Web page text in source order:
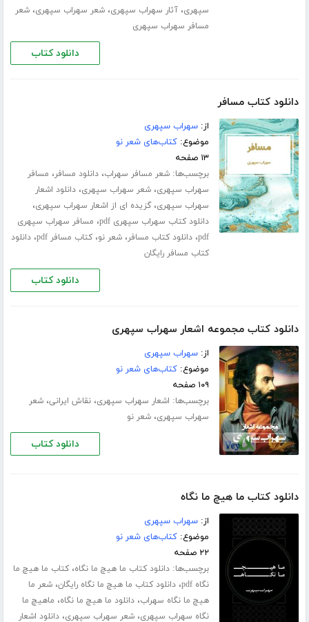
سپهری،آثار سهراب سپهری،شعر سهراب سپهری،شعر
مسافر سهراب سپهری
دانلود کتاب
دانلود کتاب مسافر
از:سهراب سپهری
موضوع:کتاب‌های شعر نو
۱۳ صفحه
برچسب‌ها:شعر مسافر سهراب،دانلود مسافر، مسافر
سهراب سپهری،شعر سهراب سپهری،دانلود اشعار
سهراب سپهری،گزیده ای از اشعار سهراب سپهری،
دانلود کتاب سهراب سپهری pdf ، مسافر سهراب سپهری
pdf،دانلود کتاب مسافر،شعر نو،کتاب مسافر pdf ،دانلود
کتاب مسافر رایگان
دانلود کتاب
دانلود کتاب مجموعه اشعار سهراب سپهری
از:سهراب سپهری
موضوع:کتاب‌های شعر نو
۱۰۹ صفحه
برچسب‌ها: اشعار سهراب سپهری،نقاش ایرانی،شعر
سهراب سپهری،شعر نو
دانلود کتاب
دانلود کتاب ما هیچ ما نگاه
از:سهراب سپهری
موضوع:کتاب‌های شعر نو
۲۲ صفحه
برچسب‌ها:دانلود کتاب ما هیچ ما نگاه،کتاب ما هیچ ما
نگاه pdf
،دانلود کتاب ما هیچ ما نگاه رایگان،شعر ما
هیچ ما نگاه سهراب،دانلود ما هیچ ما نگاه، ماهیچ ما
نگاه سهراب سپهری،شعر سهراب سپهری،دانلود اشعار